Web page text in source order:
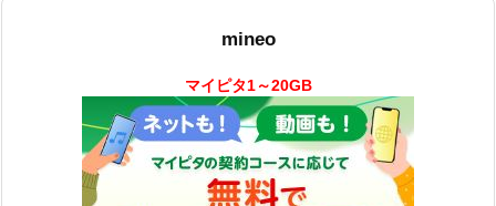
mineo
マイピタ1～20GB